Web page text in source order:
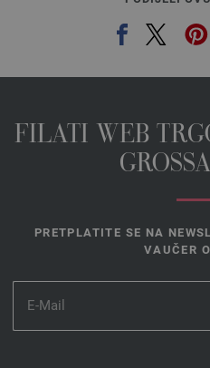
FILATI WEB
PRETPLATITE SE NA
VAUČER